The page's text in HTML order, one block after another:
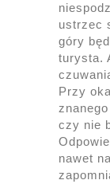
ustrzec
góry
turysta.
Przy
czy nie
nawet